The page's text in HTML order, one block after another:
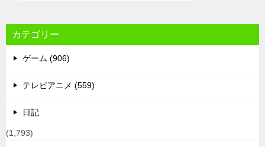
カテゴリー
ゲーム (906)
テレビアニメ (559)
日記
(1,793)